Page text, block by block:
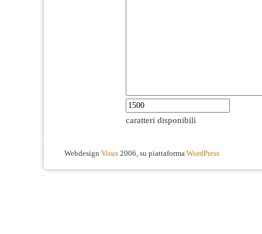
caratteri disponibili
Webdesign Visus 2006, su piattaforma WordPress